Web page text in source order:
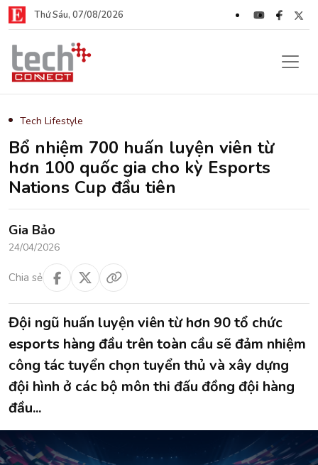
Thứ Sáu, 07/08/2026
Tech Lifestyle
Bổ nhiệm 700 huấn luyện viên từ
hơn 100 quốc gia cho kỳ Esports
Nations Cup đầu tiên
Gia Bảo
24/04/2026
Chia sẻ
Đội ngũ huấn luyện viên từ hơn 90 tổ chức
esports hàng đầu trên toàn cầu sẽ đảm nhiệm
công tác tuyển chọn tuyển thủ và xây dựng
đội hình ở các bộ môn thi đấu đồng đội hàng
đầu...